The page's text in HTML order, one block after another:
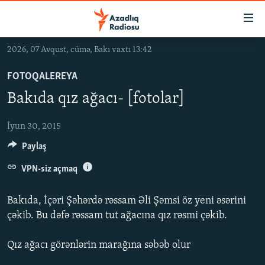
Əsas
qayıt
Əsas
naviqasiyaya
qayıt
keç
#İZAHLA
KORRUPSIOMETR
#ƏSLINDƏ
FƏRQƏ BAX
QANUNI DOĞRU
MULTIMEDIA
HAQQIMIZDA
2026, 07 Avqust, cümə, Bakı vaxtı 13:42
FOTOQALEREYA
Bakıda qız ağacı- [fotolar]
İyun 30, 2015
Bakıda, İçəri Şəhərdə rəssam Əli Şəmsi öz yeni əsərini
çəkib. Bu dəfə rəssam tut ağacına qız rəsmi çəkib.
Qız ağacı görənlərin marağına səbəb olur
Paylaş
VPN-siz açmaq